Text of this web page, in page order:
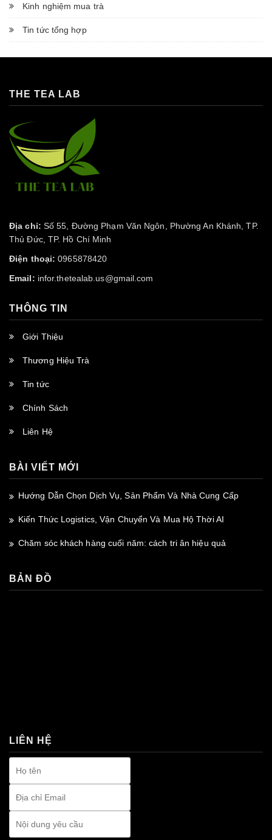
Kinh nghiệm mua trà
Tin tức tổng hợp
THE TEA LAB
Địa chỉ: Số 55, Đường Phạm Văn Ngôn, Phường An Khánh, TP.
Thủ Đức, TP. Hồ Chí Minh
Điện thoại: 0965878420
Email: infor.thetealab.us@gmail.com
THÔNG TIN
Giới Thiệu
Thương Hiệu Trà
Tin tức
Chính Sách
Liên Hệ
BÀI VIẾT MỚI
Hướng Dẫn Chọn Dịch Vụ, Sản Phẩm Và Nhà Cung Cấp
Kiến Thức Logistics, Vận Chuyển Và Mua Hộ Thời AI
Chăm sóc khách hàng cuối năm: cách tri ân hiệu quả
BẢN ĐỒ
LIÊN HỆ